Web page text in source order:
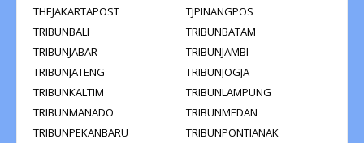
THEJAKARTAPOST
TJPINANGPOS
TRIBUNBALI
TRIBUNBATAM
TRIBUNJABAR
TRIBUNJAMBI
TRIBUNJATENG
TRIBUNJOGJA
TRIBUNKALTIM
TRIBUNLAMPUNG
TRIBUNMANADO
TRIBUNMEDAN
TRIBUNPEKANBARU
TRIBUNPONTIANAK